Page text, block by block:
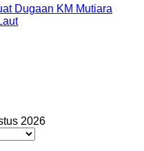
Dugaan KM Mutiara
2026